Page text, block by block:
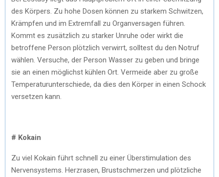
des Körpers. Zu hohe Dosen können zu starkem Schwitzen,
Krämpfen und im Extremfall zu Organversagen führen.
Kommt es zusätzlich zu starker Unruhe oder wirkt die
betroffene Person plötzlich verwirrt, solltest du den Notruf
wählen. Versuche, der Person Wasser zu geben und bringe
sie an einen möglichst kühlen Ort. Vermeide aber zu große
Temperaturunterschiede, da dies den Körper in einen Schock
versetzen kann.
# Kokain
Zu viel Kokain führt schnell zu einer Überstimulation des
Nervensystems. Herzrasen, Brustschmerzen und plötzliche